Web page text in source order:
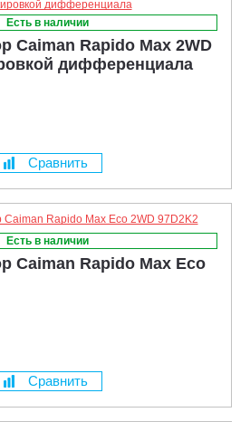
Есть в наличии
Caiman Rapido Max 2WD
дифференциала
Сравнить
Есть в наличии
Caiman Rapido Max Eco
Сравнить